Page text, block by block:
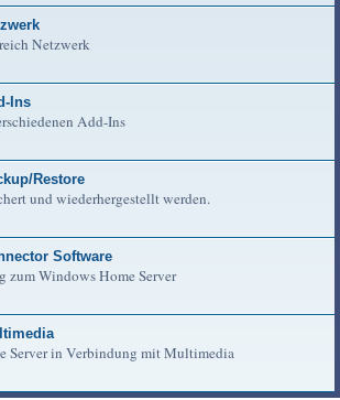
Netzwerk
Ins
Add-Ins
Restore
und wiederhergestellt werden.
Software
zum Windows Home Server
Server in Verbindung mit Multimedia